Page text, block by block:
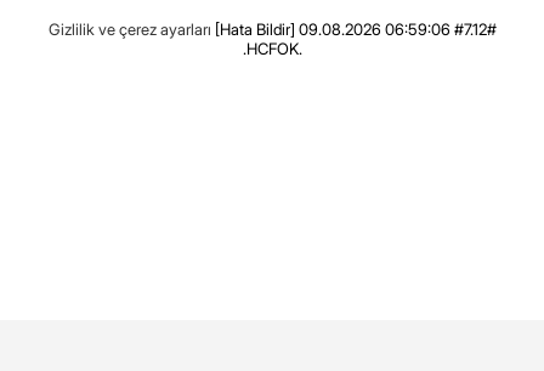
Gizlilik ve çerez ayarları [Hata Bildir] 09.08.2026 06:59:06 #7.12#
.HCFOK.